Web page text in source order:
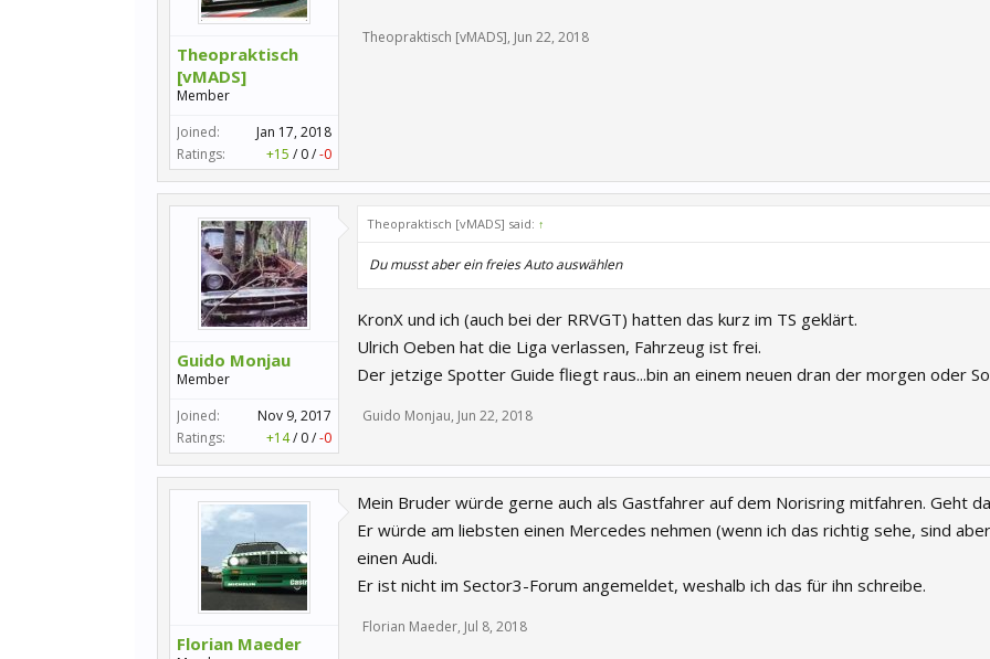
Theopraktisch
[vMADS]
Member
Joined:
Jan 17, 2018
Ratings:
+15 / 0/-0
Theopraktisch [vMADS], Jun 22, 2018
Guido Monjau
Member
Joined:
Nov 9, 2017
Ratings:
+14/ 0/-0
Theopraktisch [vMADS] said: ↑
Du musst aber ein freies Auto auswählen
KronX und ich (auch bei der RRVGT) hatten das kurz im TS geklärt.
Ulrich Oeben hat die Liga verlassen, Fahrzeug ist frei.
Der jetzige Spotter Guide fliegt raus...bin an einem neuen dran der morgen oder
Guido Monjau, Jun 22, 2018
Florian Maeder
Mein Bruder würde gerne auch als Gastfahrer auf dem Norisring mitfahren. Geht
Er würde am liebsten einen Mercedes nehmen (wenn ich das richtig sehe, sind
einen Audi.
Er ist nicht im Sector3-Forum angemeldet, weshalb ich das für ihn schreibe.
Florian Maeder, Jul 8, 2018